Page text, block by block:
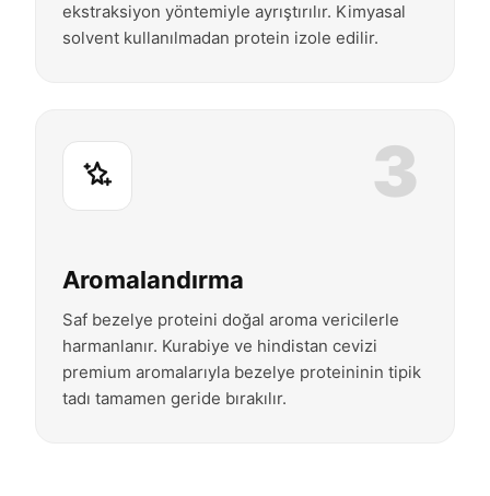
ekstraksiyon yöntemiyle ayrıştırılır. Kimyasal
solvent kullanılmadan protein izole edilir.
3
Aromalandırma
Saf bezelye proteini doğal aroma vericilerle
harmanlanır. Kurabiye ve hindistan cevizi
premium aromalarıyla bezelye proteininin tipik
tadı tamamen geride bırakılır.